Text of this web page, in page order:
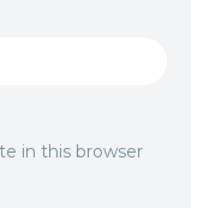
in this browser